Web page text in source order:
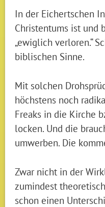
In der Eichertschen
Christentums ist und
„ewiglich verloren.“
biblischen Sinne.
Mit solchen
höchstens noch
Freaks in die Kirche
locken. Und die
umwerben. Die
Zwar nicht in der
zumindest
schon einen